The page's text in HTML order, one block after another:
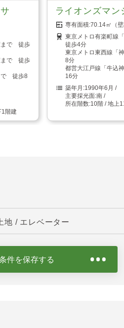
まで 徒歩
まで 徒歩
で 徒歩8
1階建
ライオンズマン
70.14㎡（壁
東京メトロ有楽町線
徒歩4分
東京メトロ東西線「
8分
都営大江戸線「牛込
16分
1990年6月
南
10階 / 地上
地 / エレベーター
件を保存する